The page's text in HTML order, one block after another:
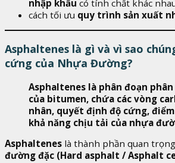
nhập khẩu có tính chất khác
cách tối ưu quy trình sản xuất
Asphaltenes là gì và vì sao
cứng của Nhựa Đường?
Asphaltenes là phân đoạn
của bitumen, chứa các vòng
nhân, quyết định độ cứng,
khả năng chịu tải của nhựa
Asphaltenes là thành phần quan
đường đặc (Hard asphalt / Asphalt